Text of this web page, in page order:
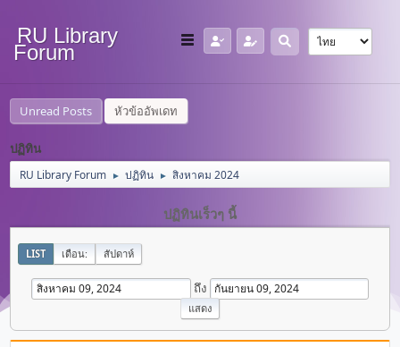
RU Library
Forum
Unread Posts หัวข้ออัพเดท
ปฏิทิน
RU Library Forum ► ปฏิทิน ► สิงหาคม 2024
ปฏิทินเร็วๆ นี้
LIST เดือน: สัปดาห์
ถึง